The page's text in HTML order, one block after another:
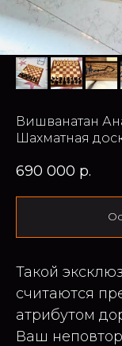
Вишванатан
Шахматная
690 000 р.
Такой
считаются
атрибутом
Ваш